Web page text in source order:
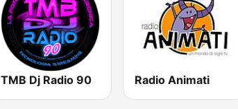
TMB Dj Radio 90 Radio Animati